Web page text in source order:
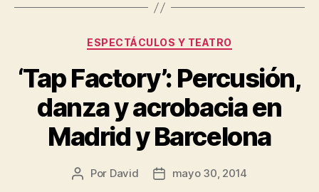
Categorías
ESPECTÁCULOS Y TEATRO
‘Tap Factory’: Percusión,
danza y acrobacia en
Madrid y Barcelona
Autor
Por David
Fechamayo 30, 2014